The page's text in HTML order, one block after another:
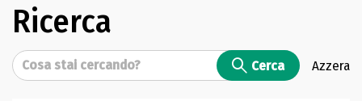
Ricerca
Cerca Cerca Azzera